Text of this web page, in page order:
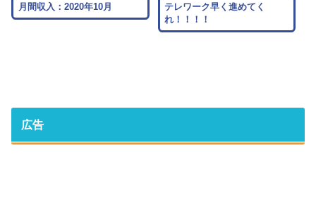
月間収入：2020年10月
テレワーク早く進めてく
れ！！！！
広告